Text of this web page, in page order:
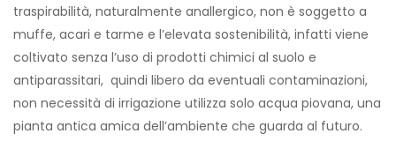
traspirabilità, naturalmente anallergico, non è soggetto a
muffe, acari e tarme e l’elevata sostenibilità, infatti viene
coltivato senza l’uso di prodotti chimici al suolo e
antiparassitari, quindi libero da eventuali contaminazioni,
non necessità di irrigazione utilizza solo acqua piovana, una
pianta antica amica dell’ambiente che guarda al futuro.